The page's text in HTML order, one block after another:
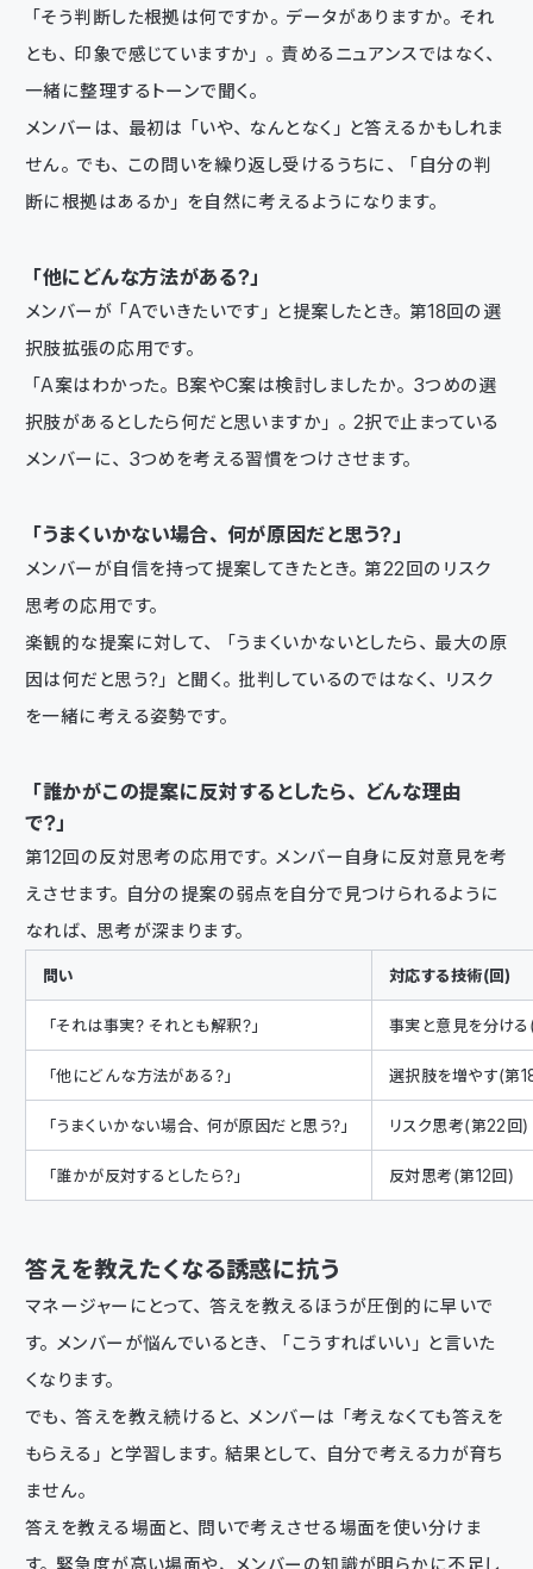
「そう判断した根拠は何ですか。データがありますか。それ
とも、印象で感じていますか」。責めるニュアンスではなく、
一緒に整理するトーンで聞く。
メンバーは、最初は「いや、なんとなく」と答えるかもしれま
せん。でも、この問いを繰り返し受けるうちに、「自分の判
断に根拠はあるか」を自然に考えるようになります。
「他にどんな方法がある？」
メンバーが「Aでいきたいです」と提案したとき。第18回の選
択肢拡張の応用です。
「A案はわかった。B案やC案は検討しましたか。3つめの選
択肢があるとしたら何だと思いますか」。2択で止まっている
メンバーに、3つめを考える習慣をつけさせます。
「うまくいかない場合、何が原因だと思う？」
メンバーが自信を持って提案してきたとき。第22回のリスク
思考の応用です。
楽観的な提案に対して、「うまくいかないとしたら、最大の原
因は何だと思う？」と聞く。批判しているのではなく、リスク
を一緒に考える姿勢です。
「誰かがこの提案に反対するとしたら、どんな理由
で？」
第12回の反対思考の応用です。メンバー自身に反対意見を考
えさせます。自分の提案の弱点を自分で見つけられるように
なれば、思考が深まります。
問い 対応する技術（回）
「それは事実？ それとも解釈？」 事実と意見を分ける
「他にどんな方法がある？」 選択肢を増やす（第
「うまくいかない場合、何が原因だと思う？」 リスク思考（第22回）
「誰かが反対するとしたら？」 反対思考（第12回）
答えを教えたくなる誘惑に抗う
マネージャーにとって、答えを教えるほうが圧倒的に早いで
す。メンバーが悩んでいるとき、「こうすればいい」と言いた
くなります。
でも、答えを教え続けると、メンバーは「考えなくても答えを
もらえる」と学習します。結果として、自分で考える力が育ち
ません。
答えを教える場面と、問いで考えさせる場面を使い分けま
す。緊急度が高い場面や、メンバーの知識が明らかに不足し